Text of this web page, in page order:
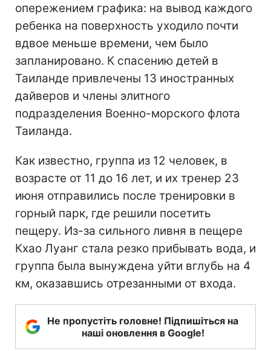
опережением графика: на вывод каждого
ребенка на поверхность уходило почти
вдвое меньше времени, чем было
запланировано. К спасению детей в
Таиланде привлечены 13 иностранных
дайверов и члены элитного
подразделения Военно-морского флота
Таиланда.
Как известно, группа из 12 человек, в
возрасте от 11 до 16 лет, и их тренер 23
июня отправились после тренировки в
горный парк, где решили посетить
пещеру. Из-за сильного ливня в пещере
Кхао Луанг стала резко прибывать вода, и
группа была вынуждена уйти вглубь на 4
км, оказавшись отрезанными от входа.
Не пропустіть головне! Підпишіться на
наші оновлення в Google!